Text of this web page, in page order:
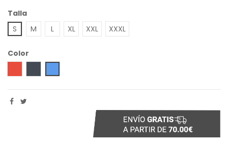
Talla
S
M L XL XXL XXXL
Color